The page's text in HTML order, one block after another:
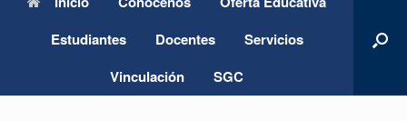
Estudiantes
Docentes
Servicios
Vinculación
SGC